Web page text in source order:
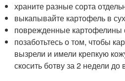
храните разные сорта
выкапывайте картофель в
поврежденные картофелины
позаботьтесь о том, чтобы
вызрели и имели крепкую
скосить ботву за 2 недели до